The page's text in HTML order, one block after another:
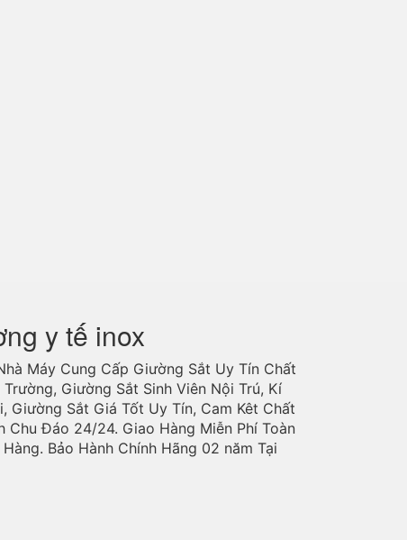
y tế inox
Máy Cung Cấp Giường Sắt Uy Tín Chất
Giường Sắt Sinh Viên Nội Trú, Kí
Giường Sắt Giá Tốt Uy Tín, Cam Kêt Chất
Chu Đáo 24/24. Giao Hàng Miễn Phí Toàn
Bảo Hành Chính Hãng 02 năm Tại